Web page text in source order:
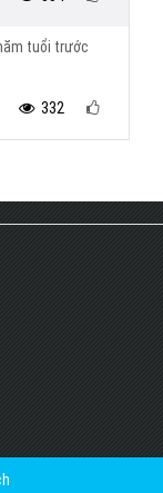
tuổi trước
332